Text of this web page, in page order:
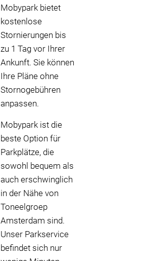
Mobypark bietet
kostenlose
Stornierungen bis
zu 1 Tag vor Ihrer
Ankunft. Sie können
Ihre Pläne ohne
Stornogebühren
anpassen.
Mobypark ist die
beste Option für
Parkplätze, die
sowohl bequem als
auch erschwinglich
in der Nähe von
Toneelgroep
Amsterdam sind.
Unser Parkservice
befindet sich nur